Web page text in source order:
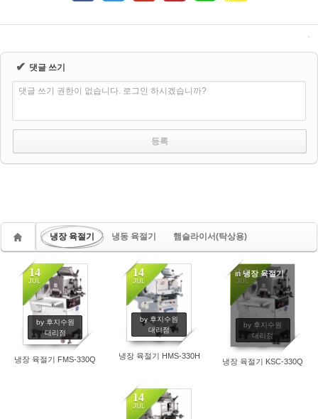
✔ 댓글 쓰기
댓글 쓰기 권한이 없습니다. 로그인 하시겠습니까?
냉장 육절기 냉동 육절기 햄슬라이서(탁상용)
14
JUL
by 후지수원
대리점
냉장 육절기 FMS-330Q
14
JUL
by 후지수원
대리점
냉장 육절기 HMS-330H
14
JUL
by 후지수원
대리점
in냉장 육절기
냉장 육절기 KSC-330Q
14
JUL